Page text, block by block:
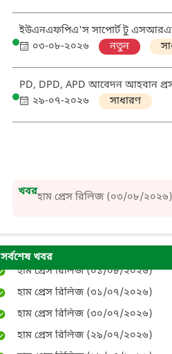
ইউএনএফপিএ'স সাপোর্ট টু
এবং 'ডিস্ট্রিক্ট এসআরএইচআর
০৩-০৮-২০২৬ নতুন
PD, DPD, APD আবেদন আহবান
২৯-০৭-২০২৬
সাধারণ
খবরহাম প্রেস রিলিজ (০৩/০৮/২০২৬)
সর্বশেষ খবর
হাম প্রেস রিলিজ (০৪/০৮/২০২৬)
হাম প্রেস রিলিজ (০২/০৮/২০২৬)
হাম প্রেস রিলিজ (০১/০৮/২০২৬)
হাম প্রেস রিলিজ (৩১/০৭/২০২৬)
হাম প্রেস রিলিজ (৩০/০৭/২০২৬)
হাম প্রেস রিলিজ (২৯/০৭/২০২৬)
হাম প্রেস রিলিজ (২৮/০৭/২০২৬)